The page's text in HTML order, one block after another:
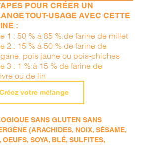
POUR CRÉER UN
TOUT-USAGE AVEC CETTE
:
1 : 50 % à 85 % de farine de millet
2 : 15 % à 50 % de farine de
pois jaune ou pois-chiches
3 : 1 % à 15 % de farine de
ou de lin
votre mélange
SANS GLUTEN SANS
(ARACHIDES, NOIX, SÉSAME,
OEUFS, SOYA, BLÉ, SULFITES,